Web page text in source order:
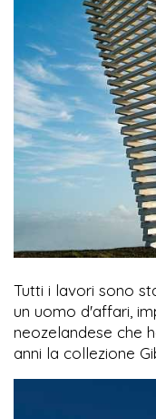
Tutti i lavori sono
un uomo d'affari,
neozelandese che
anni la collezione